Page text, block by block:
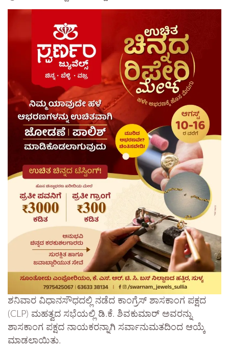
ಶನಿವಾರ ವಿಧಾನಸೌಧದಲ್ಲಿ ನಡೆದ ಕಾಂಗ್ರೆಸ್ ಶಾಸಕಾಂಗ ಪಕ್ಷದ
(CLP) ಮಹತ್ವದ ಸಭೆಯಲ್ಲಿ ಡಿ.ಕೆ. ಶಿವಕುಮಾರ್ ಅವರನ್ನು
ಶಾಸಕಾಂಗ ಪಕ್ಷದ ನಾಯಕರನ್ನಾಗಿ ಸರ್ವಾನುಮತದಿಂದ ಆಯ್ಕೆ
ಮಾಡಲಾಯಿತು.